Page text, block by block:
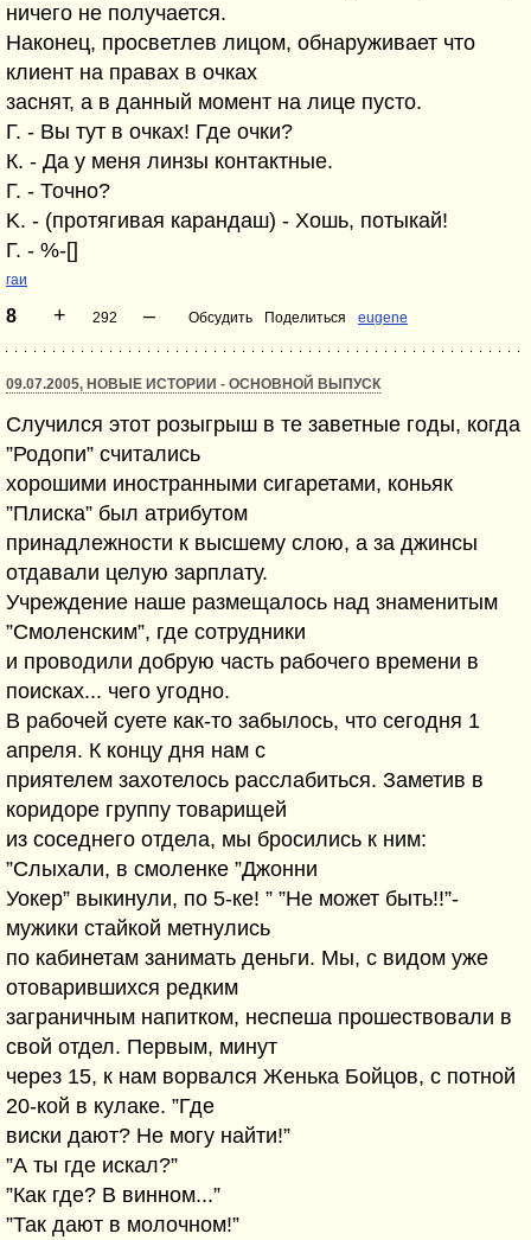
ничего не получается.
Hаконец, просветлев лицом, обнаруживает что
клиент на правах в очках
заснят, а в данный момент на лице пусто.
Г. - Вы тут в очках! Где очки?
К. - Да у меня линзы контактные.
Г. - Точно?
K. - (протягивая карандаш) - Хошь, потыкай!
Г. - %-[]
гаи
8 + 292 – Обсудить Поделиться eugene
09.07.2005, НОВЫЕ ИСТОРИИ - ОСНОВНОЙ ВЫПУСК
Случился этот розыгрыш в те заветные годы, когда
”Родопи” считались
хорошими иностранными сигаретами, коньяк
”Плиска” был атрибутом
принадлежности к высшему слою, а за джинсы
отдавали целую зарплату.
Учреждение наше размещалось над знаменитым
”Смоленским”, где сотрудники
и проводили добрую часть рабочего времени в
поисках... чего угодно.
В рабочей суете как-то забылось, что сегодня 1
апреля. К концу дня нам с
приятелем захотелось расслабиться. Заметив в
коридоре группу товарищей
из соседнего отдела, мы бросились к ним:
”Слыхали, в смоленке ”Джонни
Уокер” выкинули, по 5-ке! ” ”Не может быть!!”-
мужики стайкой метнулись
по кабинетам занимать деньги. Мы, с видом уже
отоварившихся редким
заграничным напитком, неспеша прошествовали в
свой отдел. Первым, минут
через 15, к нам ворвался Женька Бойцов, с потной
20-кой в кулаке. ”Где
виски дают? Не могу найти!”
”А ты где искал?”
”Как где? В винном...”
”Так дают в молочном!”